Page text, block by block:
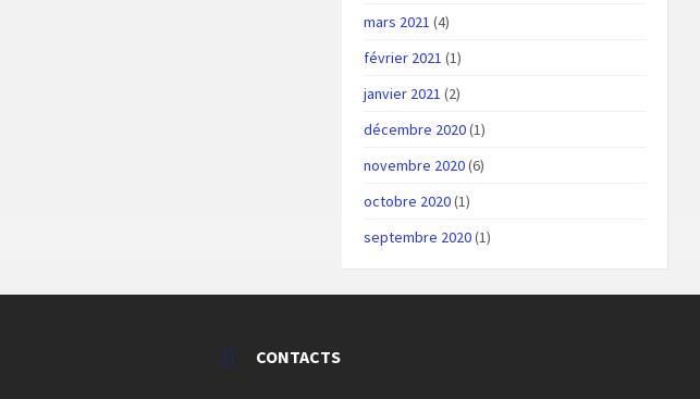
mars 2021 (4)
février 2021 (1)
janvier 2021 (2)
décembre 2020(1)
novembre 2020(6)
octobre 2020(1)
septembre 2020(1)
CONTACTS